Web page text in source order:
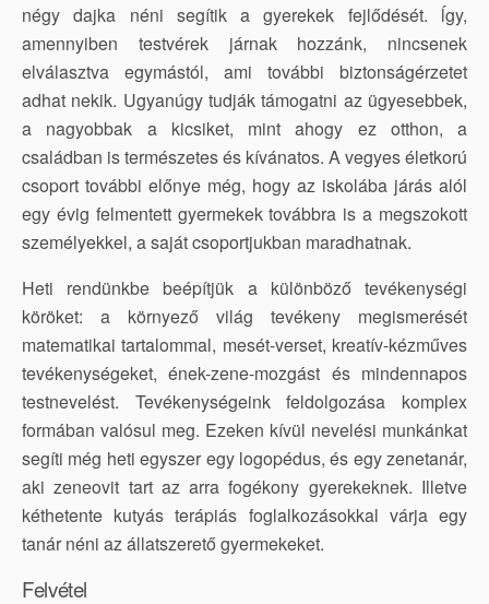
négy dajka néni segítik a gyerekek fejlődését. ĺgy,
amennyiben testvérek járnak hozzánk, nincsenek
elválasztva egymástól, ami további biztonságérzetet
adhat nekik. Ugyanúgy tudják támogatni az ügyesebbek,
a nagyobbak a kicsiket, mint ahogy ez otthon, a
családban is természetes és kívánatos. A vegyes életkorú
csoport további előnye még, hogy az iskolába járás alól
egy évig felmentett gyermekek továbbra is a megszokott
személyekkel, a saját csoportjukban maradhatnak.
Heti rendünkbe beépítjük a különböző tevékenységi
köröket: a környező világ tevékeny megismerését
matematikai tartalommal, mesét-verset, kreatív-kézműves
tevékenységeket, ének-zene-mozgást és mindennapos
testnevelést. Tevékenységeink feldolgozása komplex
formában valósul meg. Ezeken kívül nevelési munkánkat
segíti még heti egyszer egy logopédus, és egy zenetanár,
aki zeneovit tart az arra fogékony gyerekeknek. Illetve
kéthetente kutyás terápiás foglalkozásokkal várja egy
tanár néni az állatszerető gyermekeket.
Felvétel